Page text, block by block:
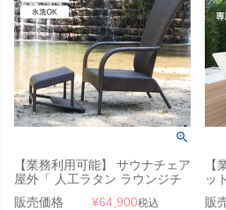
【業務利用可能】 サウナチェア
屋外「 人工ラタン ラウンジチ
ェア + 2WAY オットマン 2点セ
販売価格 ¥64,900税込
【
ッ
シ
販